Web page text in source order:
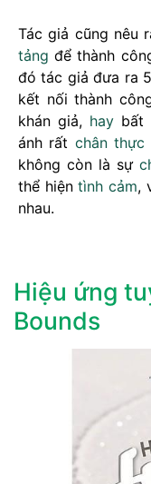
Tác giả cũng nêu
tảng để thành
đó tác giả đưa ra 5
kết nối thành
khán giả, hay bất
ánh rất chân thực
không còn là sự
thể hiệntình cảm,
nhau.
Hiệu ứng
Bounds